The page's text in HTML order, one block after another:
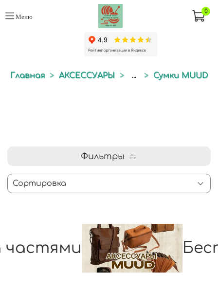
Меню
0
Главная АКСЕССУАРЫ ... Сумки MUUD
Фильтры